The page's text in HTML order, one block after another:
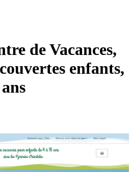
de Vacances,
enfants,